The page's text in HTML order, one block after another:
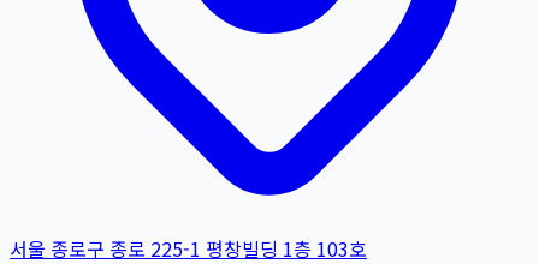
서울 종로구 종로 225-1 평창빌딩 1층 103호